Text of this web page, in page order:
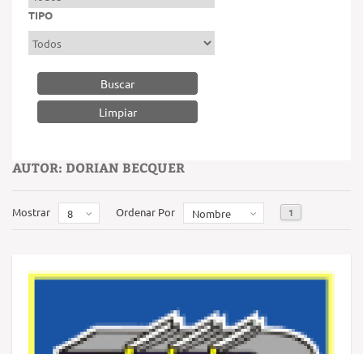
TIPO
Buscar
AUTOR: DORIAN BECQUER
Mostrar 8 Ordenar Por Nombre 1